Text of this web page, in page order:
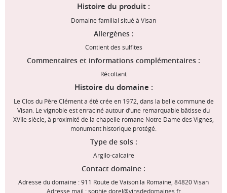
Histoire du produit :
Domaine familial situé à Visan
Allergènes :
Contient des sulfites
Commentaires et informations complémentaires :
Récoltant
Histoire du domaine :
Le Clos du Père Clément a été crée en 1972, dans la belle commune de
Visan. Le vignoble est enraciné autour d’une remarquable bâtisse du
XVIIe siècle, à proximité de la chapelle romane Notre Dame des Vignes,
monument historique protégé.
Type de sols :
Argilo-calcaire
Contact domaine :
Adresse du domaine : 911 Route de Vaison la Romaine, 84820 Visan
Adresse mail : sophie.dorel@vinsdedomaines.fr